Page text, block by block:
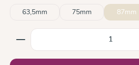
63,5mm 75mm 87mm
Quantité de produit : Entrez la